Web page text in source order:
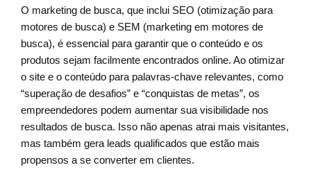
O marketing de busca, que inclui SEO (otimização para
motores de busca) e SEM (marketing em motores de
busca), é essencial para garantir que o conteúdo e os
produtos sejam facilmente encontrados online. Ao otimizar
o site e o conteúdo para palavras-chave relevantes, como
“superação de desafios” e “conquistas de metas”, os
empreendedores podem aumentar sua visibilidade nos
resultados de busca. Isso não apenas atrai mais visitantes,
mas também gera leads qualificados que estão mais
propensos a se converter em clientes.